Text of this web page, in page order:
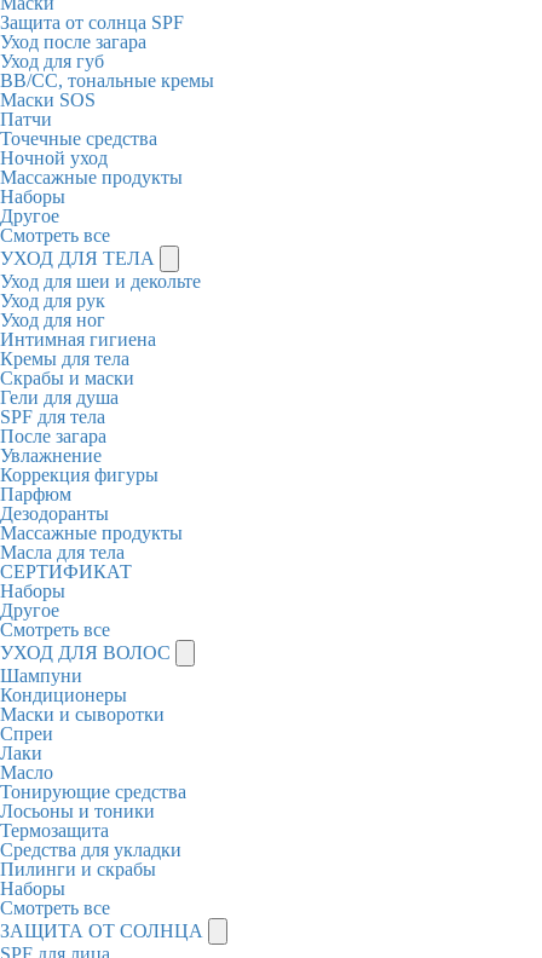
Защита от солнца SPF
Уход после загара
Уход для губ
BB/CC, тональные кремы
Маски SOS
Патчи
Точечные средства
Ночной уход
Массажные продукты
Наборы
Другое
Смотреть все
УХОД ДЛЯ ТЕЛА
Уход для шеи и декольте
Уход для рук
Уход для ног
Интимная гигиена
Кремы для тела
Скрабы и маски
Гели для душа
SPF для тела
После загара
Увлажнение
Коррекция фигуры
Парфюм
Дезодоранты
Массажные продукты
Масла для тела
СЕРТИФИКАТ
Наборы
Другое
Смотреть все
УХОД ДЛЯ ВОЛОС
Шампуни
Кондиционеры
Маски и сыворотки
Спреи
Лаки
Масло
Тонирующие средства
Лосьоны и тоники
Термозащита
Средства для укладки
Пилинги и скрабы
Наборы
Смотреть все
ЗАЩИТА ОТ СОЛНЦА